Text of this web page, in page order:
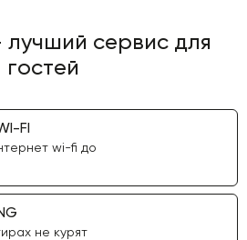
сервис для
гостей
FI
wi-fi до
не курят